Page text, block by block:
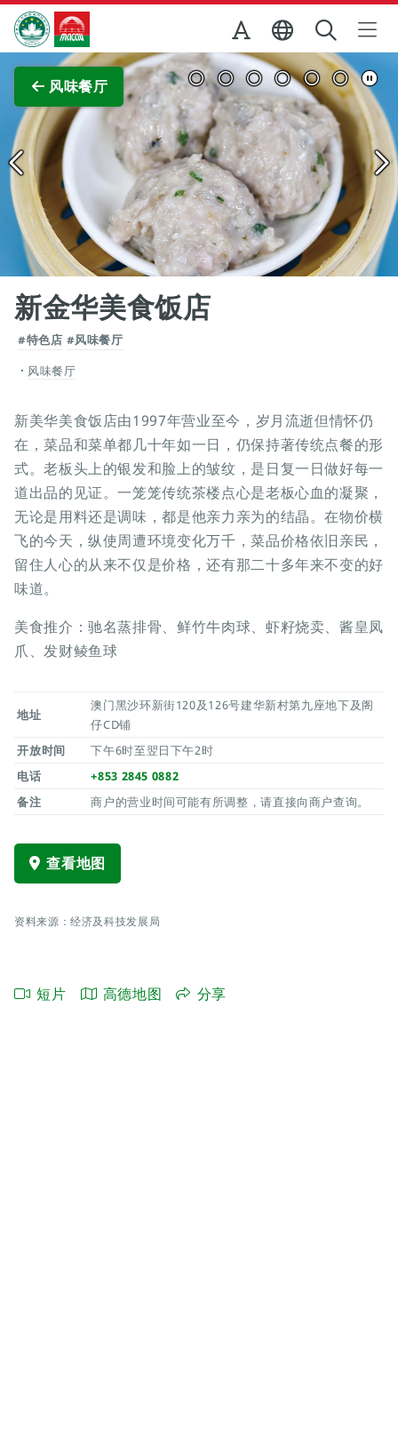
跳至主内容
澳门特别行政区政府旅游局
风味餐厅
查看原图
新金华美食饭店
#特色店 #风味餐厅
风味餐厅
新美华美食饭店由1997年营业至今，岁月流逝但情怀仍
在，菜品和菜单都几十年如一日，仍保持著传统点餐的形
式。老板头上的银发和脸上的皱纹，是日复一日做好每一
道出品的见证。一笼笼传统茶楼点心是老板心血的凝聚，
无论是用料还是调味，都是他亲力亲为的结晶。在物价横
飞的今天，纵使周遭环境变化万千，菜品价格依旧亲民，
留住人心的从来不仅是价格，还有那二十多年来不变的好
味道。
美食推介：驰名蒸排骨、鲜竹牛肉球、虾籽烧卖、酱皇凤
爪、发财鲮鱼球
地址
澳门黑沙环新街120及126号建华新村第九座地下及阁
仔CD铺
开放时间
下午6时至翌日下午2时
电话
+853 2845 0882
备注
商户的营业时间可能有所调整，请直接向商户查询。
查看地图
资料来源：经济及科技发展局
短片 高德地图 分享